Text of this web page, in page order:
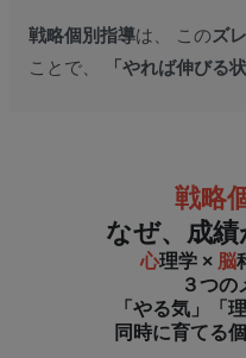
戦略個別指導は、 このズ
ことで、
「やれば伸びる
戦略
なぜ、成
心理学 ×脳
３つの
「やる気」「
同時に育てる